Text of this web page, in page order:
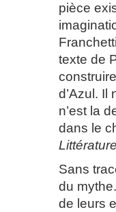
pièce
texte de
d’Azul. Il
n’est la
dans le
Sans
du
de leurs